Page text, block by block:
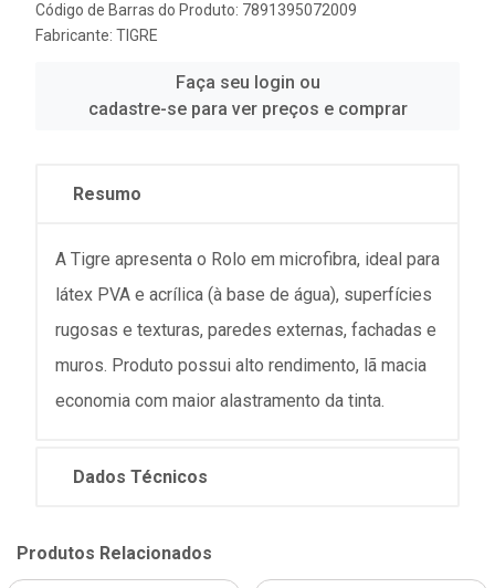
Código de Barras do Produto: 7891395072009
Fabricante: TIGRE
Faça seu login ou
cadastre-se para ver preços e comprar
Resumo
A Tigre apresenta o Rolo em microfibra, ideal para
látex PVA e acrílica (à base de água), superfícies
rugosas e texturas, paredes externas, fachadas e
muros. Produto possui alto rendimento, lã macia
economia com maior alastramento da tinta.
Dados Técnicos
Produtos Relacionados